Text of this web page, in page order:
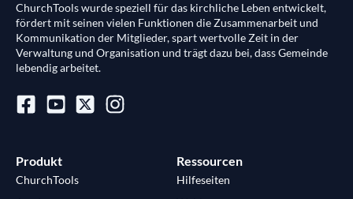
ChurchTools wurde speziell für das kirchliche Leben entwickelt,
fördert mit seinen vielen Funktionen die Zusammenarbeit und
Kommunikation der Mitglieder, spart wertvolle Zeit in der
Verwaltung und Organisation und trägt dazu bei, dass Gemeinde
lebendig arbeitet.
Produkt
ChurchTools
Ressourcen
Hilfeseiten